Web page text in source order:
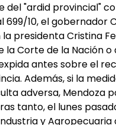
del "ardid provincial"
699/10, el gobernador
presidenta Cristina
la Corte de la Nación
antes sobre el
Además, si la
adversa, Mendoza
tanto, el lunes
y Agropecuaria